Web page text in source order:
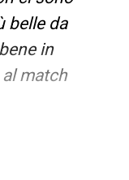
belle da
in
match
di noi
riescono